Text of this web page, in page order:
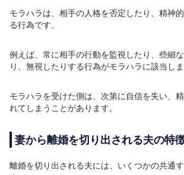
モラハラは、相手の人格を否定したり、精神
る行為です。
例えば、常に相手の行動を監視したり、些細
り、無視したりする行為がモラハラに該当しま
モラハラを受けた側は、次第に自信を失い、
れてしまうことがあります。
妻から離婚を切り出される夫の特
離婚を切り出される夫には、いくつかの共通